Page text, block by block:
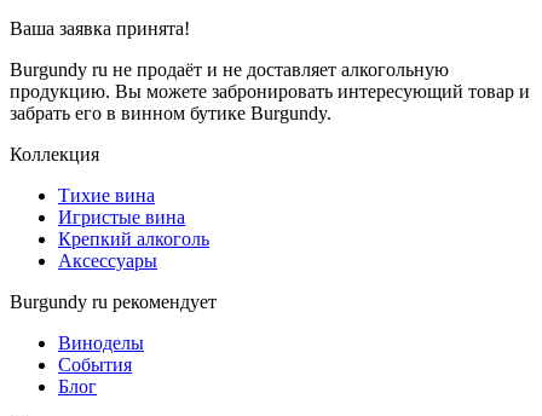
Ваша заявка принята!
Burgundy ru не продаёт и не доставляет алкогольную
продукцию. Вы можете забронировать интересующий товар и
забрать его в винном бутике Burgundy.
Коллекция
Тихие вина
Игристые вина
Крепкий алкоголь
Аксессуары
Burgundy ru рекомендует
Виноделы
События
Блог